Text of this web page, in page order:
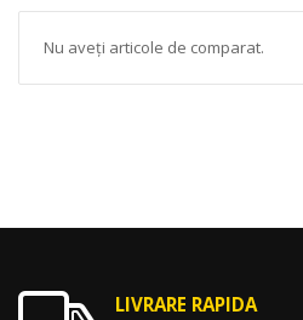
Nu aveți articole de comparat.
LIVRARE RAPIDA